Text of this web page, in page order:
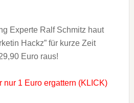
Experte Ralf Schmitz haut
Hackz” für kurze Zeit
Euro raus!
nur 1 Euro ergattern (KLICK)